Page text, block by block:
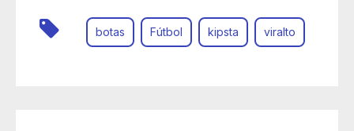
botas Fútbol kipsta viralto